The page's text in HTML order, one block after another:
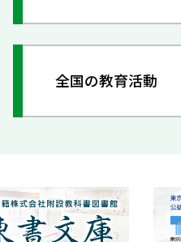
全国の教育活動